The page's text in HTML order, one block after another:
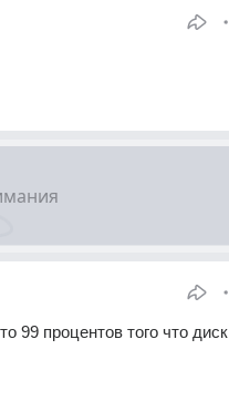
99 процентов того что диск